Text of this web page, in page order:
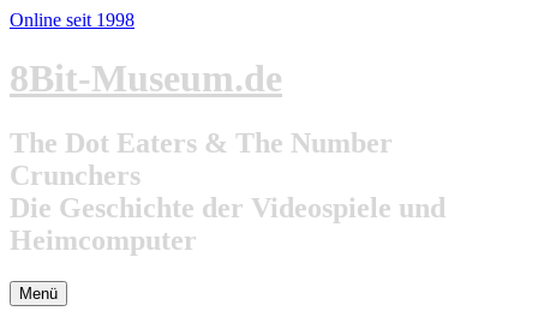
Online seit 1998
Zum
Inhalt
8Bit-Museum.de
The Dot Eaters & The Number
Crunchers
Die Geschichte der Videospiele und
Heimcomputer
Menü